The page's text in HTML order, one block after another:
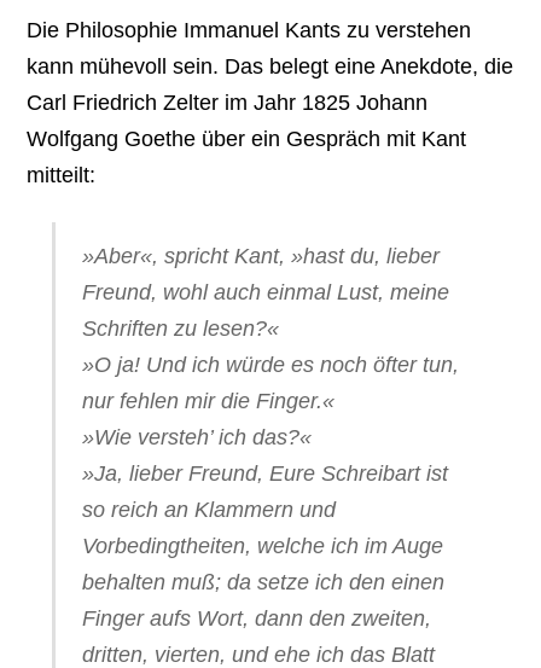
Die Philosophie Immanuel Kants zu verstehen
kann mühevoll sein. Das belegt eine Anekdote, die
Carl Friedrich Zelter im Jahr 1825 Johann
Wolfgang Goethe über ein Gespräch mit Kant
mitteilt:
»Aber«, spricht Kant, »hast du, lieber
Freund, wohl auch einmal Lust, meine
Schriften zu lesen?«
»O ja! Und ich würde es noch öfter tun,
nur fehlen mir die Finger.«
»Wie versteh’ ich das?«
»Ja, lieber Freund, Eure Schreibart ist
so reich an Klammern und
Vorbedingtheiten, welche ich im Auge
behalten muß; da setze ich den einen
Finger aufs Wort, dann den zweiten,
dritten, vierten, und ehe ich das Blatt